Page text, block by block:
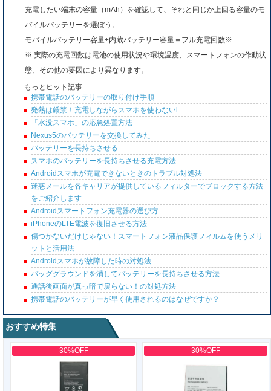
充電したい端末の容量（mAh）を確認して、それと同じか上回る容量のモ
バイルバッテリーを選ぼう。
モバイルバッテリー容量÷内蔵バッテリー容量＝フル充電回数※
※ 実際の充電回数は電池の使用状況や環境温度、スマートフォンの作動状
態、その他の要因により異なります。
もっとヒット記事
携帯電話のバッテリーの取り付け手順
発熱は厳禁！充電しながらスマホを使わないl
「水没スマホ」の応急処置方法
Nexus5のバッテリーを交換してみた
バッテリーを長持ちさせる
スマホのバッテリーを長持ちさせる充電方法
Androidスマホが充電できないときのトラブル対処法
迷惑メールを各キャリアが提供しているフィルターでブロックする方法
をご紹介します
Androidスマートフォン充電器の選び方
iPhoneのLTE電波を復旧させる方法
傷つかないだけじゃない！スマートフォン液晶保護フィルムを使うメリ
ットと活用法
Androidスマホが故障した時の対処法
バッググラウンドを消してバッテリーを長持ちさせる方法
通話後画面が真っ暗で戻らない！の対処方法
携帯電話のバッテリーが早く使用されるのはなぜですか？
おすすめ特集
30%OFF 30%OFF